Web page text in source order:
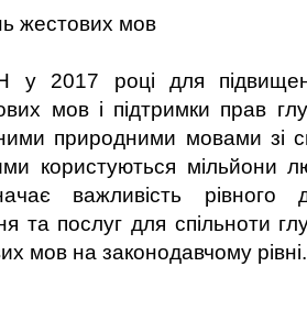
жестових мов
у 2017 році для
мов і підтримки прав
природними мовами зі
користуються мільйони
важливість рівного
та послуг для спільноти
мов на законодавчому рівні.